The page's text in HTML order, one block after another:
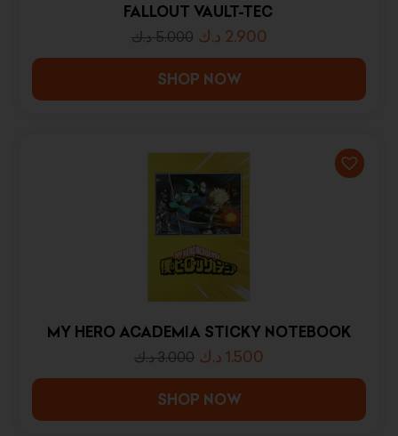
FALLOUT VAULT-TEC
5.000 د.ك 2.900 د.ك
SHOP NOW
MY HERO ACADEMIA STICKY NOTEBOOK
3.000 د.ك 1.500 د.ك
SHOP NOW